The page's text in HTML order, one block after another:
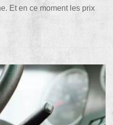
Et en ce moment les prix